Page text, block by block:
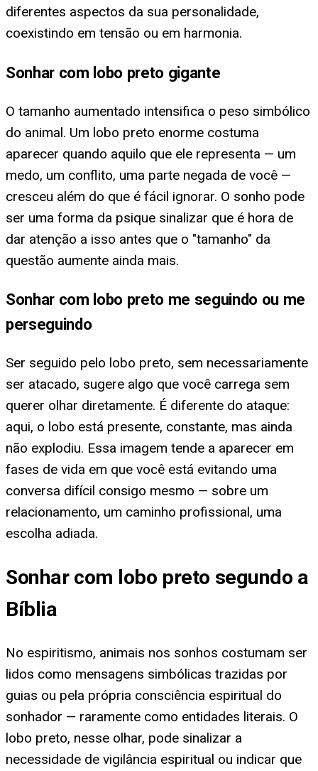
diferentes aspectos da sua personalidade,
coexistindo em tensão ou em harmonia.
Sonhar com lobo preto gigante
O tamanho aumentado intensifica o peso simbólico
do animal. Um lobo preto enorme costuma
aparecer quando aquilo que ele representa — um
medo, um conflito, uma parte negada de você —
cresceu além do que é fácil ignorar. O sonho pode
ser uma forma da psique sinalizar que é hora de
dar atenção a isso antes que o "tamanho" da
questão aumente ainda mais.
Sonhar com lobo preto me seguindo ou me
perseguindo
Ser seguido pelo lobo preto, sem necessariamente
ser atacado, sugere algo que você carrega sem
querer olhar diretamente. É diferente do ataque:
aqui, o lobo está presente, constante, mas ainda
não explodiu. Essa imagem tende a aparecer em
fases de vida em que você está evitando uma
conversa difícil consigo mesmo — sobre um
relacionamento, um caminho profissional, uma
escolha adiada.
Sonhar com lobo preto segundo a
Bíblia
No espiritismo, animais nos sonhos costumam ser
lidos como mensagens simbólicas trazidas por
guias ou pela própria consciência espiritual do
sonhador — raramente como entidades literais. O
lobo preto, nesse olhar, pode sinalizar a
necessidade de vigilância espiritual ou indicar que